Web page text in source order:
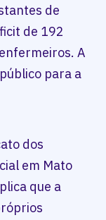
de
de 192
A
para a
dos
em Mato
que a